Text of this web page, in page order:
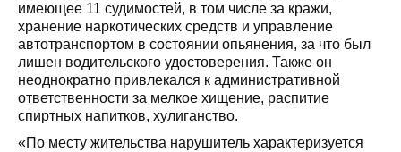
имеющее 11 судимостей, в том числе за кражи,
хранение наркотических средств и управление
автотранспортом в состоянии опьянения, за что был
лишен водительского удостоверения. Также он
неоднократно привлекался к административной
ответственности за мелкое хищение, распитие
спиртных напитков, хулиганство.
«По месту жительства нарушитель характеризуется